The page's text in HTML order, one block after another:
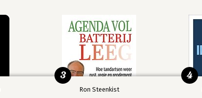
Ron Steenkist
3 4